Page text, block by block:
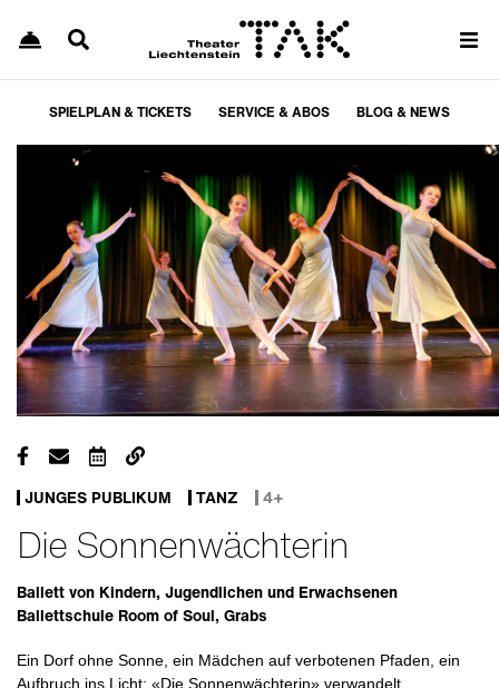
SPIELPLAN & TICKETS SERVICE & ABOS BLOG & NEWS
JUNGES PUBLIKUM TANZ 4+
Die Sonnenwächterin
Ballett von Kindern, Jugendlichen und Erwachsenen
Ballettschule Room of Soul, Grabs
Ein Dorf ohne Sonne, ein Mädchen auf verbotenen Pfaden, ein
Aufbruch ins Licht: «Die Sonnenwächterin» verwandelt